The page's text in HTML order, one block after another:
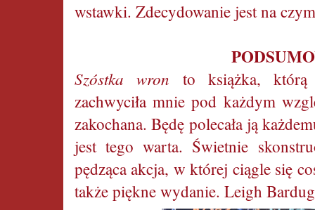
wstawki. Zdecydowanie jest na
Szóstka wron to książka, którą
zachwyciła mnie pod każdym
zakochana. Będę polecała ją
jest tego warta. Świetnie
pędząca akcja, w której ciągle się
także piękne wydanie. Leigh